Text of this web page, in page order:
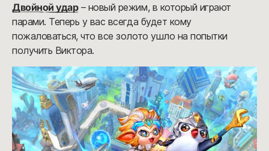
Двойной удар– новый режим, в который играют
парами. Теперь у вас всегда будет кому
пожаловаться, что все золото ушло на попытки
получить Виктора.